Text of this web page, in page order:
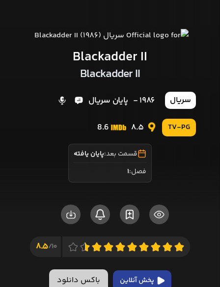
Blackadder II
Blackadder II
سریال 1986 - پایان سریال
TV-PG
8.5
8.6
قسمت بعد:پایان یافته
فصل:1
10/
8.5
پخش آنلاین باکس دانلود